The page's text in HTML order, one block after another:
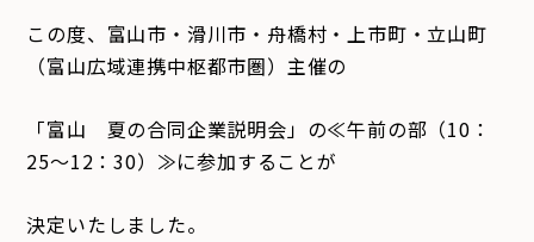
採用情報
この度、富山市・滑川市・舟橋村・上市町・立山町
（富山広域連携中枢都市圏）主催の
「富山 夏の合同企業説明会」の≪午前の部（10：
25～12：30）≫に参加することが
決定いたしました。